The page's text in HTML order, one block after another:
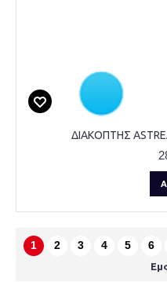
ΔΙΑΚΟΠΤΗΣ
1 2 3 4 5 6